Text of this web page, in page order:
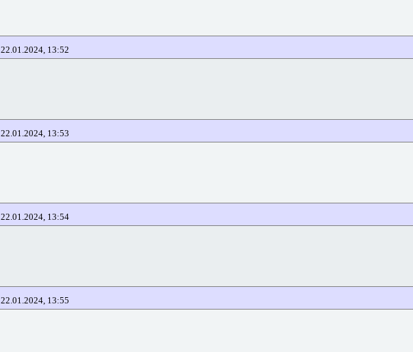
22.01.2024, 13:52
22.01.2024, 13:53
22.01.2024, 13:54
22.01.2024, 13:55